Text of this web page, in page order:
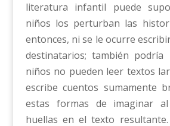
literatura infantil puede
niños los perturban las
entonces, ni se le ocurre
destinatarios; también
niños no pueden leer textos
escribe cuentos sumamente
estas formas de imaginar
huellas en el texto resultante.